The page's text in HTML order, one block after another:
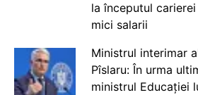
la începutul
mici salarii
Ministrul interimar
Pîslaru: În urma
ministrul Educației